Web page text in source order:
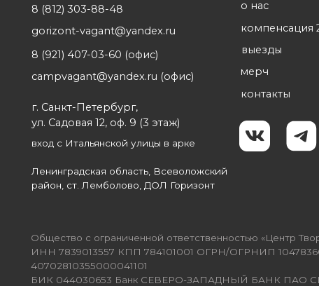
campvagant@yandex.ru(офис)
8 (921) 407-03-60 (офис)
г. Санкт-Петербург,
ул. Садовая 12, оф. 9 (3 этаж)
Общество с ограниченной ответственностью «Центр Творческих
ИНН 7839013557 КПП 784101001 ОГРН/ОГРНИП 1047836012377
Ленинградская область, Всеволожский
район, ст. Лемболово, ДОЛ Горизонт
выезды
контакты
Designed by Ksenia Kustova